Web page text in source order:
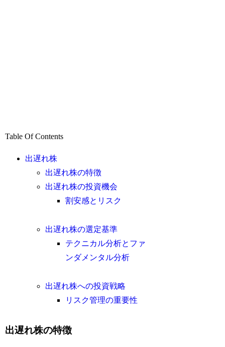
Table Of Contents
出遅れ株
出遅れ株の特徴
出遅れ株の投資機会
割安感とリスク
出遅れ株の選定基準
テクニカル分析とファ
ンダメンタル分析
出遅れ株への投資戦略
リスク管理の重要性
出遅れ株の特徴